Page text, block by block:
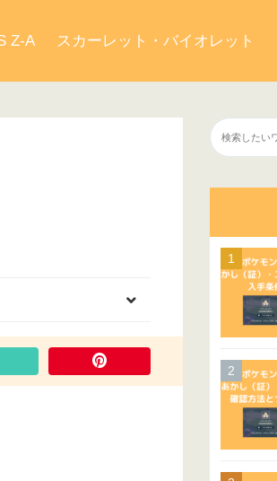
Z-A スカーレット・バイオレット